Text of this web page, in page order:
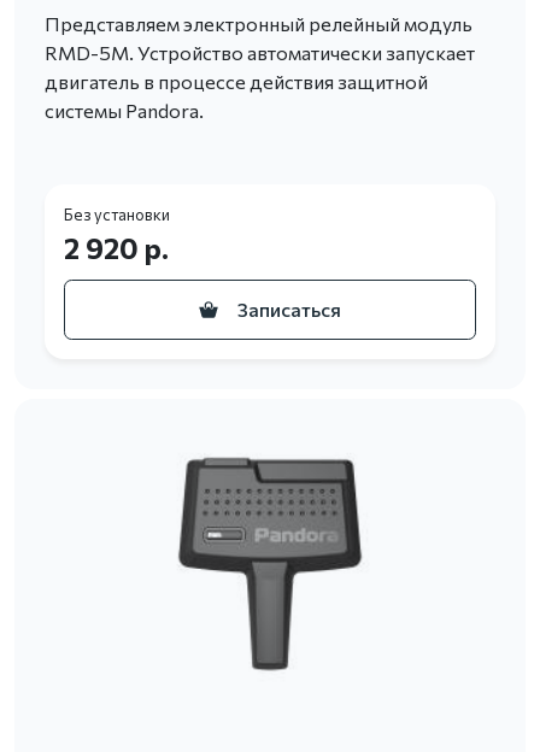
Представляем электронный релейный модуль
RMD-5M. Устройство автоматически запускает
двигатель в процессе действия защитной
системы Pandora.
Без установки
2 920 р.
Записаться